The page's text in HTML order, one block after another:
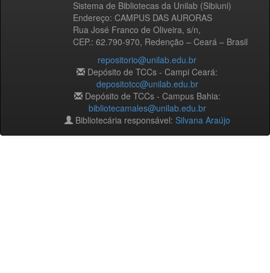
Sistema de Bibliotecas da Unilab (Sibiuni)
Endereço: CAMPUS DAS AURORAS
Rua José Franco de Oliveira, s/n,
CEP.: 62.790-970, Redenção – Ceará – Brasil
repositorio@unilab.edu.br
Depósito de TCCs - Campi Ceará:
depositotcc@unilab.edu.br
Depósito de TCCs - Campus Bahia:
bibliotecamales@unilab.edu.br
Bibliotecária responsável: Silvana Araújo